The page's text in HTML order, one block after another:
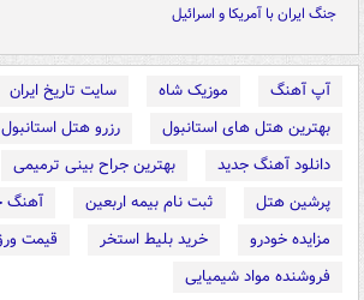
جنگ ایران با آمریکا و اسرائیل
آپ آهنگ موزیک شاه
سایت تاریخ ایران
بهترین هتل های استانبول
رزرو هتل استانبول
دانلود آهنگ جدید
بهترین جراح بینی ترمیمی
پرشین هتل
ثبت نام بیمه اربعین
آهنگ
مزایده خودرو
خرید بلیط استخر
قیمت
فروشنده مواد شیمیایی